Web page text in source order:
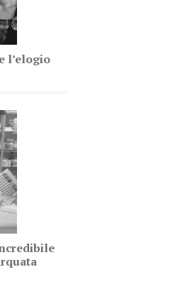
l’e­lo­gio